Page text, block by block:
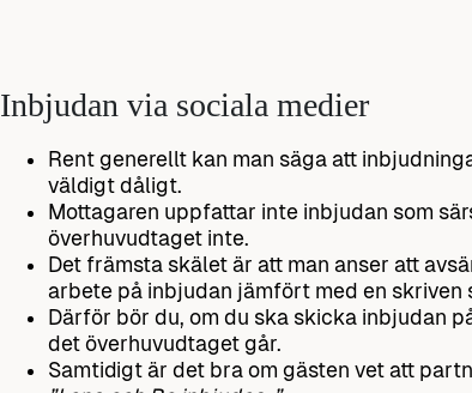
Inbjudan via sociala medier
Rent generellt kan man säga att
väldigt dåligt.
Mottagaren uppfattar inte inbjudan som
överhuvudtaget inte.
Det främsta skälet är att man anser att
arbete på inbjudan jämfört med en skriven
Därför bör du, om du ska skicka inbjudan
det överhuvudtaget går.
Samtidigt är det bra om gästen vet att